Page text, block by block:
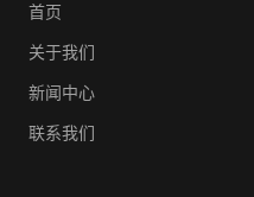
首页
关于我们
新闻中心
联系我们